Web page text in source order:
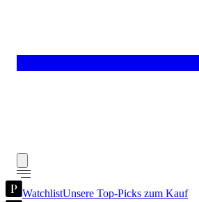
WatchlistUnsere Top-Picks zum Kauf